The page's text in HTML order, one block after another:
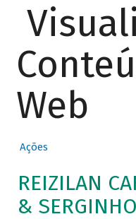
Web
Ações
REIZILAN
&